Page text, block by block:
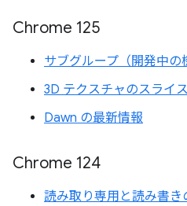
Chrome 125
サブグループ（開発中の
3D テクスチャのスライ
Dawn の最新情報
Chrome 124
読み取り専用と読み書